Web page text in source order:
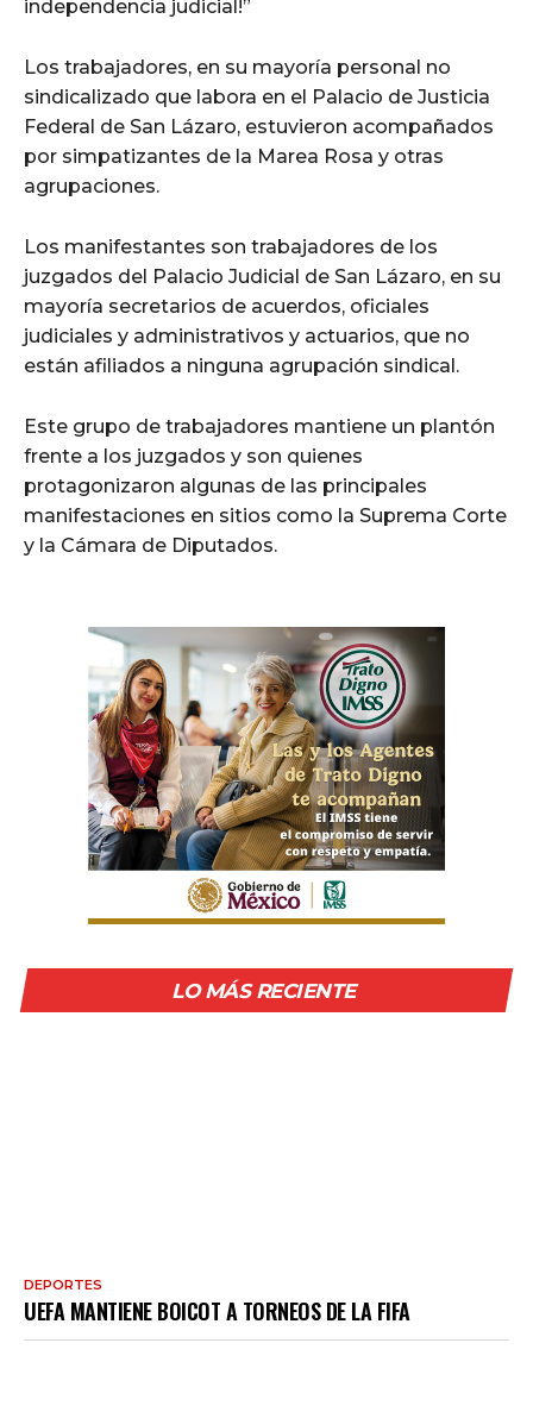
independencia judicial!”
Los trabajadores, en su mayoría personal no
sindicalizado que labora en el Palacio de Justicia
Federal de San Lázaro, estuvieron acompañados
por simpatizantes de la Marea Rosa y otras
agrupaciones.
Los manifestantes son trabajadores de los
juzgados del Palacio Judicial de San Lázaro, en su
mayoría secretarios de acuerdos, oficiales
judiciales y administrativos y actuarios, que no
están afiliados a ninguna agrupación sindical.
Este grupo de trabajadores mantiene un plantón
frente a los juzgados y son quienes
protagonizaron algunas de las principales
manifestaciones en sitios como la Suprema Corte
y la Cámara de Diputados.
LO MÁS RECIENTE
DEPORTES
UEFA MANTIENE BOICOT A TORNEOS DE LA FIFA